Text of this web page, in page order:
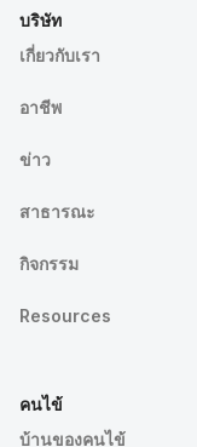
บริษัท
เกี่ยวกับเรา
อาชีพ
ข่าว
สาธารณะ
กิจกรรม
Resources
คนไข้
บ้านของคนไข้